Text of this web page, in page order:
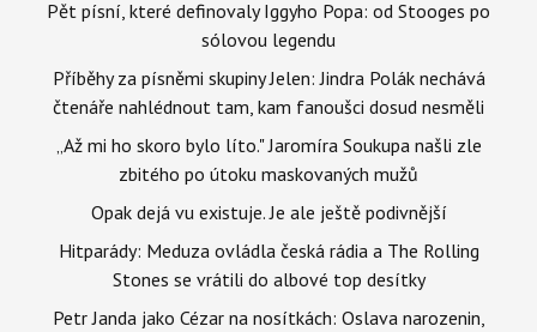
Pět písní, které definovaly Iggyho Popa: od Stooges po
sólovou legendu
Příběhy za písněmi skupiny Jelen: Jindra Polák nechává
čtenáře nahlédnout tam, kam fanoušci dosud nesměli
„Až mi ho skoro bylo líto." Jaromíra Soukupa našli zle
zbitého po útoku maskovaných mužů
Opak dejá vu existuje. Je ale ještě podivnější
Hitparády: Meduza ovládla česká rádia a The Rolling
Stones se vrátili do albové top desítky
Petr Janda jako Cézar na nosítkách: Oslava narozenin,